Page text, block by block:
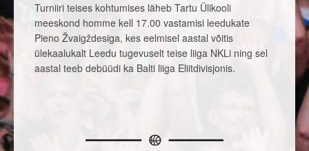
Turniiri teises kohtumises läheb Tartu Ülikooli
meeskond homme kell 17.00 vastamisi leedukate
Pieno Žvaigždesiga, kes eelmisel aastal võitis
ülekaalukalt Leedu tugevuselt teise liiga NKLi ning sel
aastal teeb debüüdi ka Balti liiga Eliitdivisjonis.